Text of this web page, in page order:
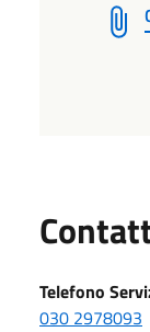
Telefono
030 2978093